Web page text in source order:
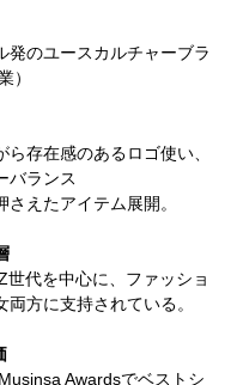
発のユースカルチャーブラ
）
ら存在感のあるロゴ使い、
バランス
えたアイテム展開。
世代を中心に、ファッショ
両方に支持されている。
Awardsでベストシ